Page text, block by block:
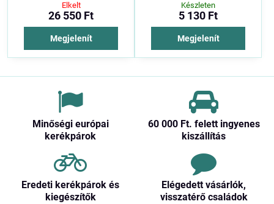
Elkelt
26 550 Ft
Megjelenít
Készleten
5 130 Ft
Megjelenít
Minőségi európai
kerékpárok
60 000 Ft​. felett ingyenes
kiszállítás
Eredeti kerékpárok és
kiegészítők
Elégedett vásárlók,
visszatérő családok